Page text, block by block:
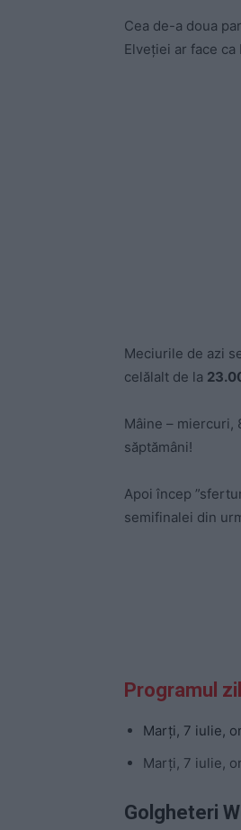
Cea de-a doua
Elveției ar face ca
Meciurile de azi
celălalt de la
Mâine – miercuri,
săptămâni!
Apoi încep
semifinalei din
Programul
Marți, 7 iulie,
Marți, 7 iulie,
Golgheteri